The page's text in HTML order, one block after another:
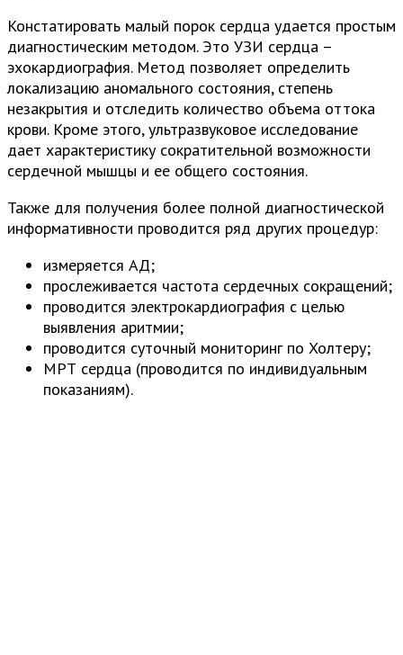
Констатировать малый порок сердца удается простым
диагностическим методом. Это УЗИ сердца –
эхокардиография. Метод позволяет определить
локализацию аномального состояния, степень
незакрытия и отследить количество объема оттока
крови. Кроме этого, ультразвуковое исследование
дает характеристику сократительной возможности
сердечной мышцы и ее общего состояния.
Также для получения более полной диагностической
информативности проводится ряд других процедур:
измеряется АД;
прослеживается частота сердечных сокращений;
проводится электрокардиография с целью
выявления аритмии;
проводится суточный мониторинг по Холтеру;
МРТ сердца (проводится по индивидуальным
показаниям).